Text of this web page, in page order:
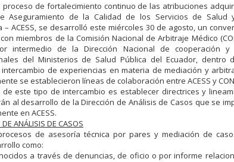
proceso de fortalecimiento continuo de las atribuciones
Aseguramiento de la Calidad de los Servicios de Salud
– ACESS, se desarrolló este miércoles 30 de agosto, un
miembros de la Comisión Nacional de Arbitraje Médico
intermedio de la Dirección Nacional de cooperación y
del Ministerios de Salud Pública del Ecuador, dentro
de experiencias en materia de mediación y
se establecieron líneas de colaboración entre ACESS y
de este tipo de intercambio es establecer directrices y
al desarrollo de la Dirección de Análisis de Casos que se
en ACESS.
ANÁLISIS DE CASOS
de asesoría técnica por pares y mediación de
como:
a través de denuncias, de oficio o por informe